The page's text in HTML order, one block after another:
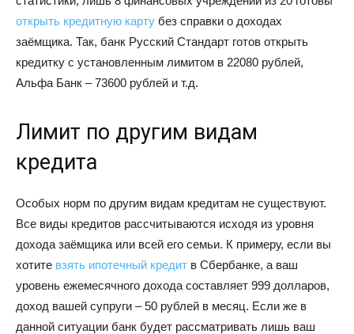
открыть кредитную карту без справки о доходах
заёмщика. Так, банк Русский Стандарт готов открыть
кредитку с установленным лимитом в 22080 рублей,
Альфа Банк – 73600 рублей и т.д.
Лимит по другим видам
кредита
Особых норм по другим видам кредитам не существуют.
Все виды кредитов рассчитываются исходя из уровня
дохода заёмщика или всей его семьи. К примеру, если вы
хотите взять ипотечный кредит в Сбербанке, а ваш
уровень ежемесячного дохода составляет 999 долларов,
доход вашей супруги – 50 рублей в месяц. Если же в
данной ситуации банк будет рассматривать лишь ваш